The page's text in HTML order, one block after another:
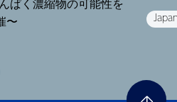
ぱく濃縮物の可能性を
〜